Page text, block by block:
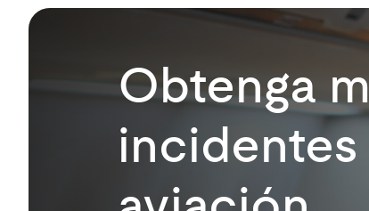
Obtenga